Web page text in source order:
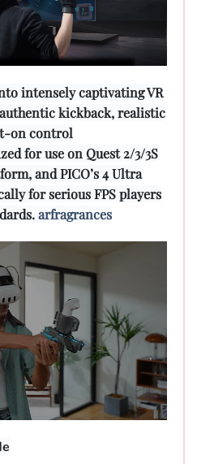
intensely captivating VR
kickback, realistic
on control
for use on Quest 2/3/3S
and PICO’s 4 Ultra
for serious FPS players
arfragrances